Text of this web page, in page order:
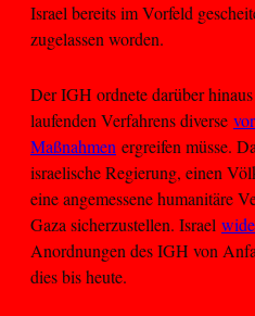
Israel bereits im Vorfeld
zugelassen worden.
Der IGH ordnete darüber
laufenden Verfahrens diverse
Maßnahmen ergreifen müsse.
israelische Regierung, einen
eine angemessene humanitäre
Gaza sicherzustellen. Israel
Anordnungen des IGH von
dies bis heute.